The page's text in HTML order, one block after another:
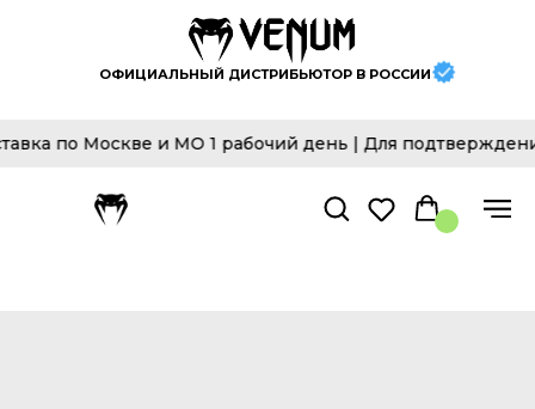
ОФИЦИАЛЬНЫЙ ДИСТРИБЬЮТОР В РОССИИ
по Москве и МО 1 рабочий день | Для